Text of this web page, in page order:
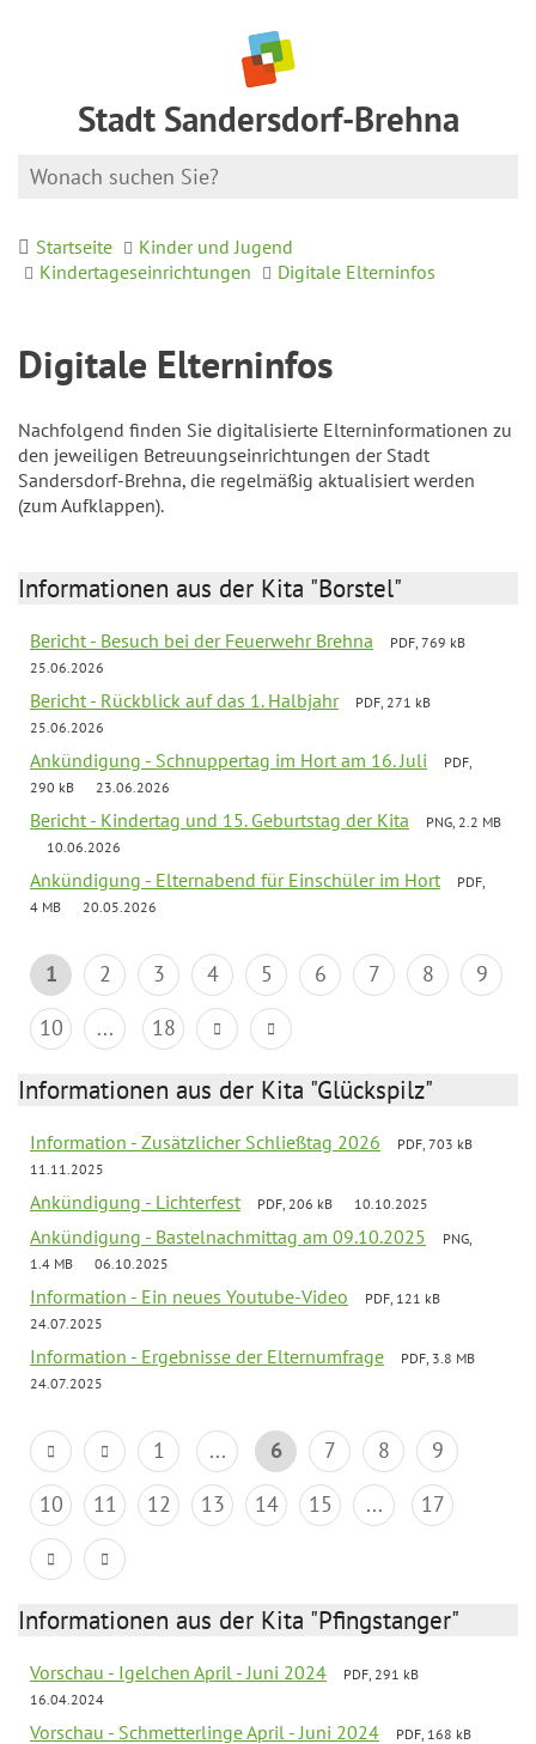
Stadt Sandersdorf-Brehna
Startseite
Kinder und Jugend
Kindertageseinrichtungen
Digitale Elterninfos
Digitale Elterninfos
Nachfolgend finden Sie digitalisierte Elterninformationen zu
den jeweiligen Betreuungseinrichtungen der Stadt
Sandersdorf-Brehna, die regelmäßig aktualisiert werden
(zum Aufklappen).
Informationen aus der Kita "Borstel"
Bericht - Besuch bei der Feuerwehr Brehna
PDF, 769 kB
25.06.2026
Bericht - Rückblick auf das 1. Halbjahr
PDF, 271 kB
25.06.2026
Ankündigung - Schnuppertag im Hort am 16. Juli
PDF,
290 kB
23.06.2026
Bericht - Kindertag und 15. Geburtstag der Kita
PNG, 2.2 MB
10.06.2026
Ankündigung - Elternabend für Einschüler im Hort
PDF,
4 MB
20.05.2026
1 2 3 4 5 6 7 8
9
10
... 18
Informationen aus der Kita "Glückspilz"
Information - Zusätzlicher Schließtag 2026
PDF, 703 kB
11.11.2025
Ankündigung - Lichterfest PDF, 206 kB 10.10.2025
Ankündigung - Bastelnachmittag am 09.10.2025
PNG,
1.4 MB
06.10.2025
Information - Ein neues Youtube-Video
PDF, 121 kB
24.07.2025
Information - Ergebnisse der Elternumfrage
PDF, 3.8 MB
24.07.2025
1 ... 6 7 8
9
10
11 12 13 14 15 ... 17
Informationen aus der Kita "Pfingstanger"
Vorschau - Igelchen April - Juni 2024
PDF, 291 kB
16.04.2024
Vorschau - Schmetterlinge April - Juni 2024
PDF, 168 kB